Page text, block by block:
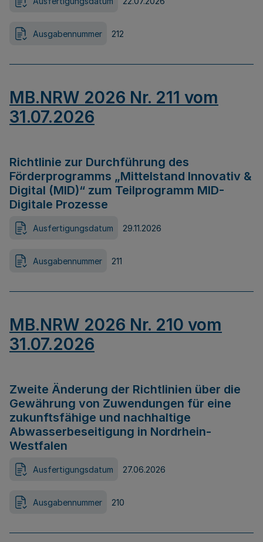
Ausgabennummer 212
MB.NRW 2026 Nr. 211 vom
31.07.2026
Richtlinie zur Durchführung des
Förderprogramms „Mittelstand Innovativ &
Digital (MID)“ zum Teilprogramm MID-
Digitale Prozesse
Ausfertigungsdatum 29.11.2026
Ausgabennummer 211
MB.NRW 2026 Nr. 210 vom
31.07.2026
Zweite Änderung der Richtlinien über die
Gewährung von Zuwendungen für eine
zukunftsfähige und nachhaltige
Abwasserbeseitigung in Nordrhein-
Westfalen
Ausfertigungsdatum 27.06.2026
Ausgabennummer 210